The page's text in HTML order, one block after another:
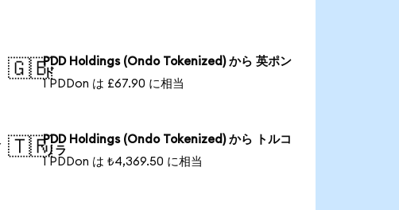
🇬🇧PDD Holdings (Ondo Tokenized) から 英ポン
ド
1 PDDon は £67.90 に相当
🇹🇷PDD Holdings (Ondo Tokenized) から トルコ
リラ
1 PDDon は ₺4,369.50 に相当